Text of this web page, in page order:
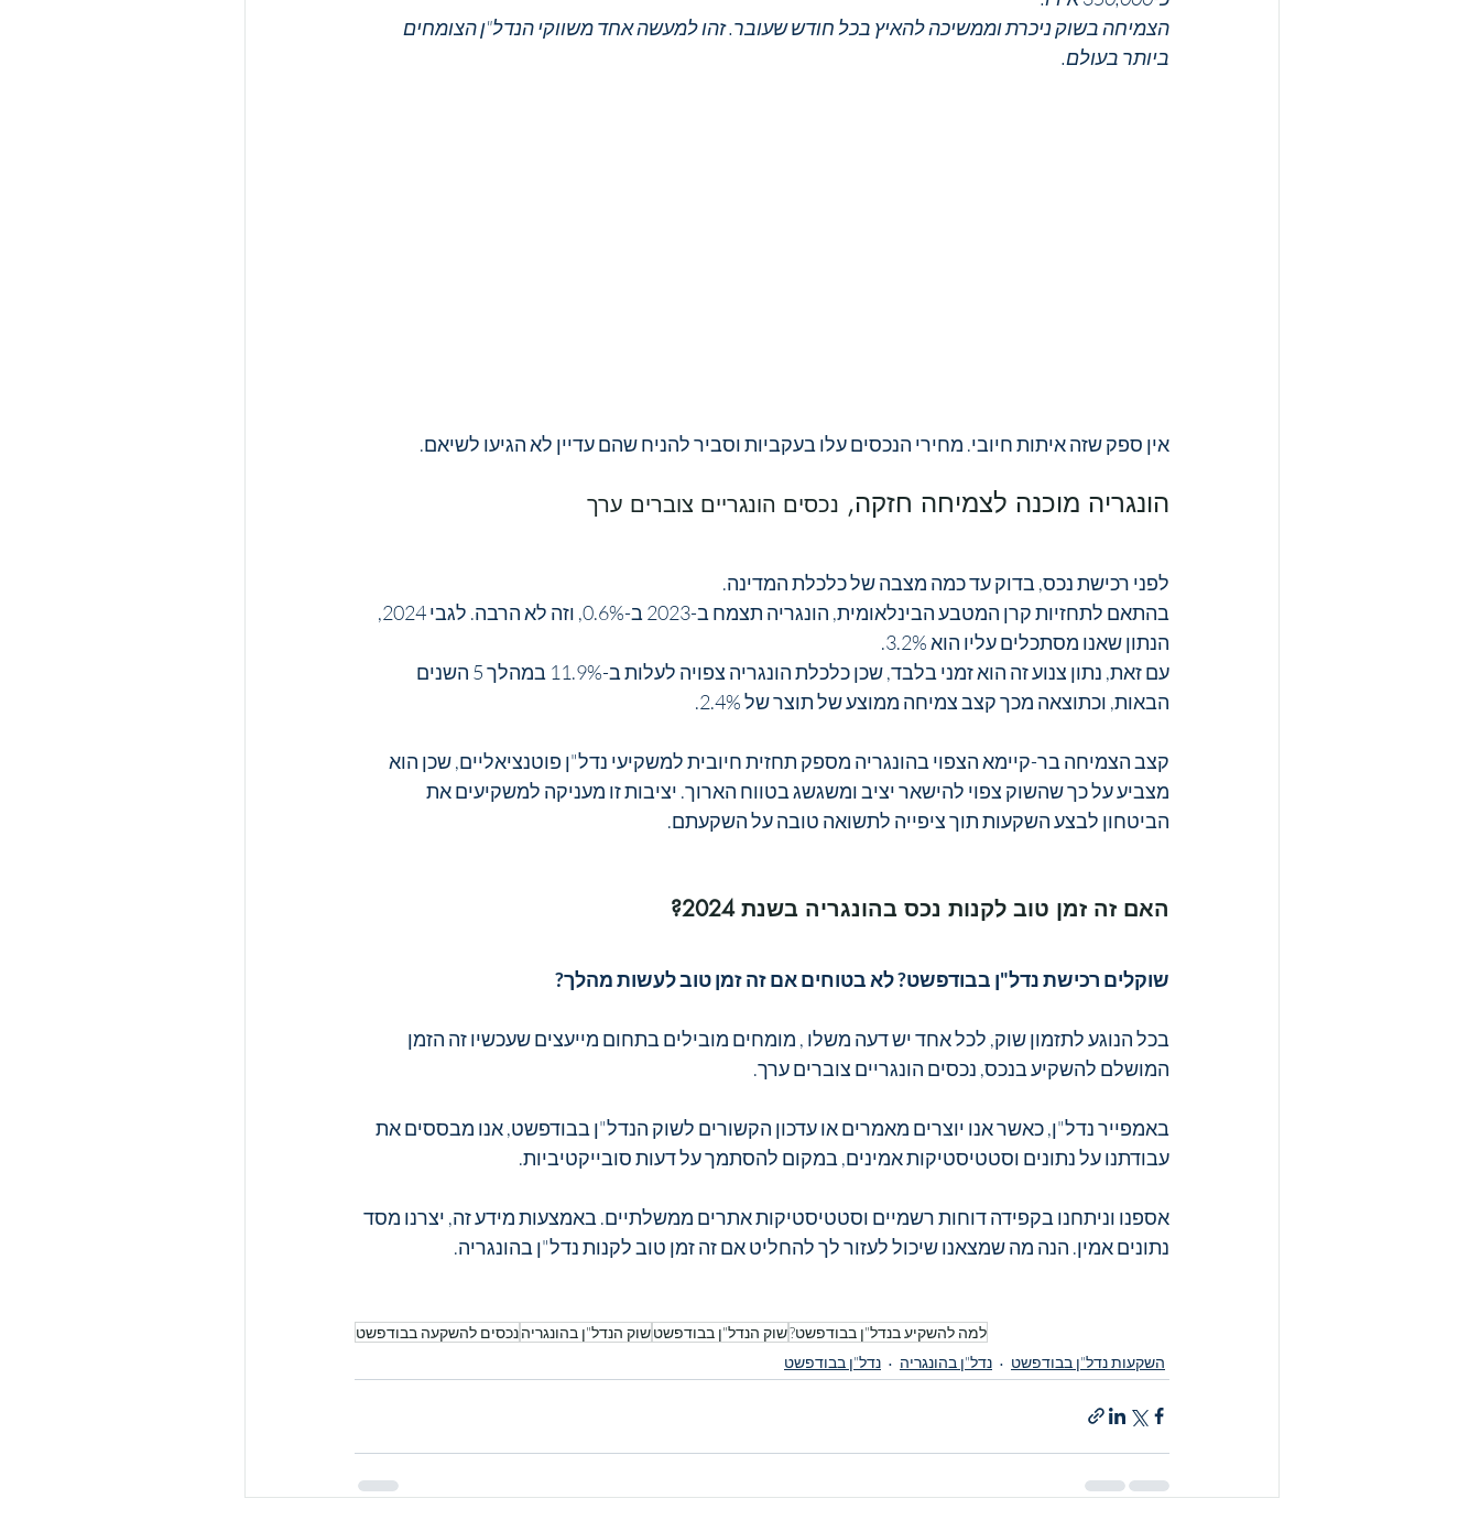
הצמיחה בשוק ניכרת וממשיכה להאיץ בכל חודש שעובר. זהו למעשה אחד משווקי הנדל"ן הצומחים
ביותר בעולם.
אין ספק שזה איתות חיובי. מחירי הנכסים עלו בעקביות וסביר להניח שהם עדיין לא הגיעו לשיאם.
הונגריה מוכנה לצמיחה חזקה, נכסים הונגריים צוברים ערך
לפני רכישת נכס, בדוק עד כמה מצבה של כלכלת המדינה.
בהתאם לתחזיות קרן המטבע הבינלאומית, הונגריה תצמח ב-2023 ב-0.6%, וזה לא הרבה. לגבי 2024,
הנתון שאנו מסתכלים עליו הוא 3.2%.
עם זאת, נתון צנוע זה הוא זמני בלבד, שכן כלכלת הונגריה צפויה לעלות ב-11.9% במהלך 5 השנים
הבאות, וכתוצאה מכך קצב צמיחה ממוצע של תוצר של 2.4%.
קצב הצמיחה בר-קיימא הצפוי בהונגריה מספק תחזית חיובית למשקיעי נדל"ן פוטנציאליים, שכן הוא
מצביע על כך שהשוק צפוי להישאר יציב ומשגשג בטווח הארוך. יציבות זו מעניקה למשקיעים את
הביטחון לבצע השקעות תוך ציפייה לתשואה טובה על השקעתם.
האם זה זמן טוב לקנות נכס בהונגריה בשנת 2024?
שוקלים רכישת נדל"ן בבודפשט? לא בטוחים אם זה זמן טוב לעשות מהלך?
בכל הנוגע לתזמון שוק, לכל אחד יש דעה משלו , מומחים מובילים בתחום מייעצים שעכשיו זה הזמן
המושלם להשקיע בנכס, נכסים הונגריים צוברים ערך.
באמפייר נדל"ן, כאשר אנו יוצרים מאמרים או עדכון הקשורים לשוק הנדל"ן בבודפשט, אנו מבססים את
עבודתנו על נתונים וסטטיסטיקות אמינים, במקום להסתמך על דעות סובייקטיביות.
אספנו וניתחנו בקפידה דוחות רשמיים וסטטיסטיקות אתרים ממשלתיים. באמצעות מידע זה, יצרנו מסד
נתונים אמין. הנה מה שמצאנו שיכול לעזור לך להחליט אם זה זמן טוב לקנות נדל"ן בהונגריה.
למה להשקיע בנדל"ן בבודפשט?שוק הנדל"ן בבודפשטשוק הנדל"ן בהונגריהנכסים להשקעה בבודפשט
השקעות נדל"ן בבודפשט
נדל"ן בהונגריה נדל"ן בבודפשט